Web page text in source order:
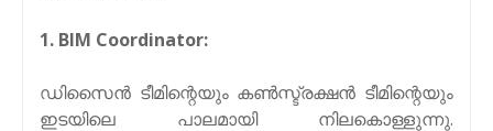
1. BIM Coordinator:
ഡിസൈൻ ടീമിന്റെയും കൺസ്ട്രക്ഷൻ ടീമിന്റെയും
ഇടയിലെ പാലമായി നിലകൊള്ളുന്നു.